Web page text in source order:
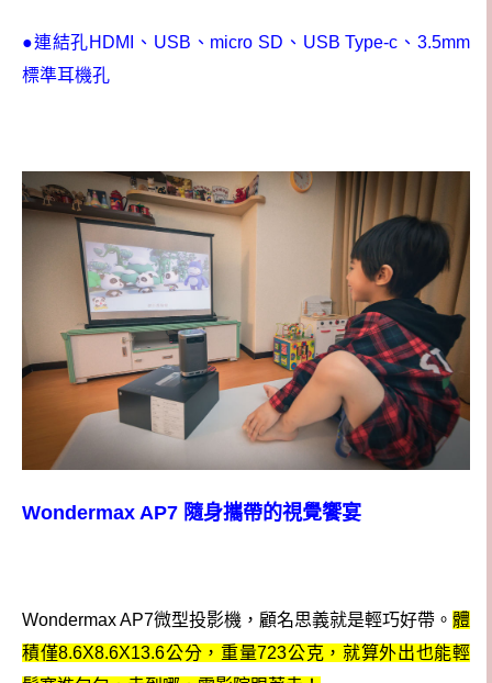
●連結孔HDMI、USB、micro SD、USB Type-c、3.5mm
標準耳機孔
Wondermax AP7 隨身攜帶的視覺饗宴
Wondermax AP7微型投影機，顧名思義就是輕巧好帶。 體
積僅8.6X8.6X13.6公分，重量723公克，就算外出也能輕